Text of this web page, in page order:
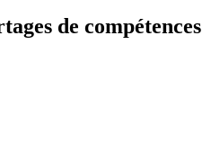
de compétences